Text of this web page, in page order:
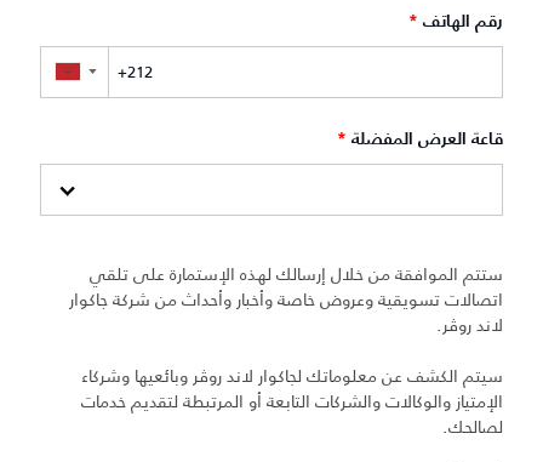
رقم الهاتف *
▼
قاعة العرض المفضلة *
ستتم الموافقة من خلال إرسالك لهذه الإستمارة على تلقي
اتصالات تسويقية وعروض خاصة وأخبار وأحداث من شركة جاكوار
لاند روڤر.
سيتم الكشف عن معلوماتك لجاكوار لاند روڤر وبائعيها وشركاء
الإمتياز والوكالات والشركات التابعة أو المرتبطة لتقديم خدمات
لصالحك.